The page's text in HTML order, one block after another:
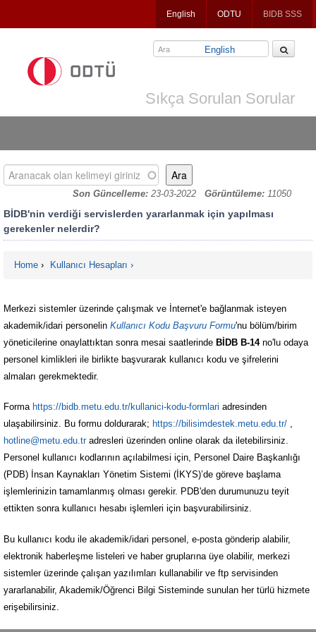
to
English ODTU BIDB SSS
Sıkça Sorulan Sorular
Son Güncelleme: 23-03-2022 Görüntüleme: 11050
Aranacak olan kelimeyi giriniz
English
BİDB'nin verdiği servislerden yararlanmak için yapılması
gerekenler nelerdir?
Home › Kullanıcı Hesapları
Merkezi sistemler üzerinde çalışmak ve İnternet'e bağlanmak isteyen
akademik/idari personelin Kullanıcı Kodu Başvuru Formu'nu bölüm/birim
yöneticilerine onaylattıktan sonra mesai saatlerinde BİDB B-14 no'lu odaya
personel kimlikleri ile birlikte başvurarak kullanıcı kodu ve şifrelerini
almaları gerekmektedir.
Forma https://bidb.metu.edu.tr/kullanici-kodu-formlari adresinden
ulaşabilirsiniz. Bu formu doldurarak; https://bilisimdestek.metu.edu.tr/ ,
hotline@metu.edu.tradresleri üzerinden online olarak da iletebilirsiniz.
Personel kullanıcı kodlarının açılabilmesi için, Personel Daire Başkanlığı
(PDB) İnsan Kaynakları Yönetim Sistemi (İKYS)’de göreve başlama
işlemlerinizin tamamlanmış olması gerekir. PDB'den durumunuzu teyit
ettikten sonra kullanıcı hesabı işlemleri için başvurabilirsiniz.
Bu kullanıcı kodu ile akademik/idari personel, e-posta gönderip alabilir,
elektronik haberleşme listeleri ve haber gruplarına üye olabilir, merkezi
sistemler üzerinde çalışan yazılımları kullanabilir ve ftp servisinden
yararlanabilir, Akademik/Öğrenci Bilgi Sisteminde sunulan her türlü hizmete
erişebilirsiniz.